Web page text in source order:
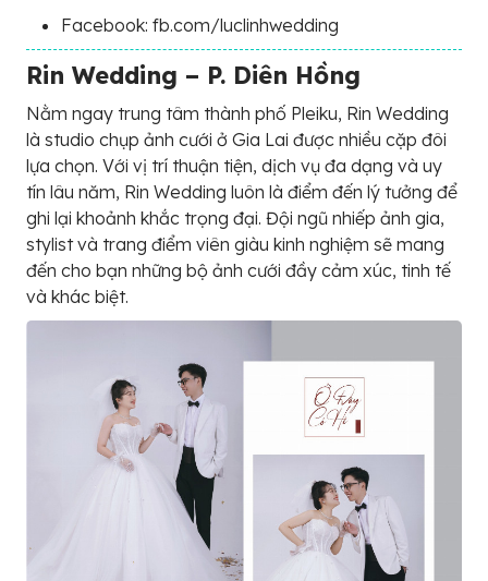
Facebook: fb.com/luclinhwedding
Rin Wedding – P. Diên Hồng
Nằm ngay trung tâm thành phố Pleiku, Rin Wedding
là studio chụp ảnh cưới ở Gia Lai được nhiều cặp đôi
lựa chọn. Với vị trí thuận tiện, dịch vụ đa dạng và uy
tín lâu năm, Rin Wedding luôn là điểm đến lý tưởng để
ghi lại khoảnh khắc trọng đại. Đội ngũ nhiếp ảnh gia,
stylist và trang điểm viên giàu kinh nghiệm sẽ mang
đến cho bạn những bộ ảnh cưới đầy cảm xúc, tinh tế
và khác biệt.